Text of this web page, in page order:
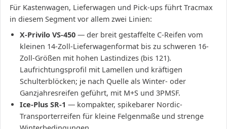
Für Kastenwagen, Lieferwagen und Pick-ups führt Tracmax
in diesem Segment vor allem zwei Linien:
X-Privilo VS-450 — der breit gestaffelte C-Reifen vom
kleinen 14-Zoll-Lieferwagenformat bis zu schweren 16-
Zoll-Größen mit hohen Lastindizes (bis 121).
Laufrichtungsprofil mit Lamellen und kräftigen
Schulterblöcken; je nach Quelle als Winter- oder
Ganzjahresreifen geführt, mit M+S und 3PMSF.
Ice-Plus SR-1 — kompakter, spikebarer Nordic-
Transporterreifen für kleine Felgenmaße und strenge